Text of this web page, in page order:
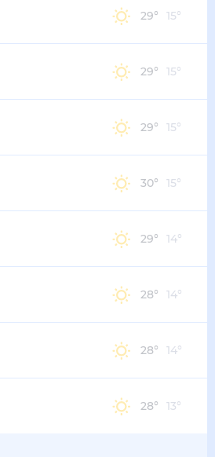
29° 15°
29° 15°
29° 15°
30° 15°
29° 14°
28° 14°
28° 14°
28° 13°